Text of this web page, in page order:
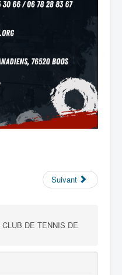
Suivant
DE TENNIS DE